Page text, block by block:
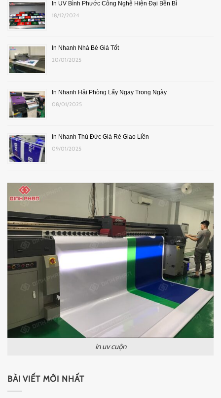
In UV Bình Phước Công Nghệ Hiện Đại Bền Bỉ
18/12/2024
In Nhanh Nhà Bè Giá Tốt
20/01/2025
In Nhanh Hải Phòng Lấy Ngay Trong Ngày
08/01/2025
In Nhanh Thủ Đức Giá Rẻ Giao Liền
09/01/2025
in uv cuộn
BÀI VIẾT MỚI NHẤT